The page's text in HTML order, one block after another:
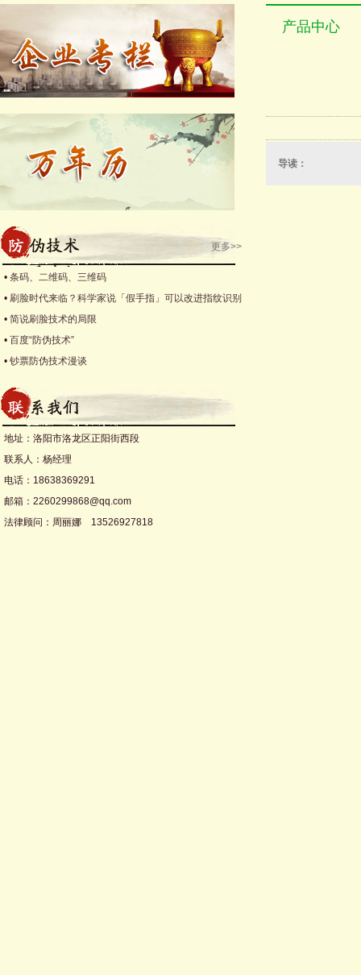
更多>>
• 条码、二维码、三维码
• 刷脸时代来临？科学家说「假手指」可以改进指纹识别
• 简说刷脸技术的局限
• 百度“防伪技术”
• 钞票防伪技术漫谈
地址：洛阳市洛龙区正阳街西段
联系人：杨经理
电话：18638369291
邮箱：2260299868@qq.com
法律顾问：周丽娜 13526927818
产品中心
导读：